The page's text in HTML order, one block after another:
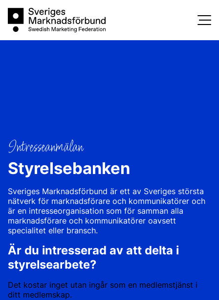
content
Sveriges Marknadsförbund
Intresseanmälan
Styrelsebanken
Sveriges Marknadsförbund är ett av Sveriges största
nätverk för marknadsförare och kommunikatörer och
är en intresseorganisation som för samman alla
marknadsförare och kommunikatörer oavsett
specialitet eller bransch.
Är du intresserad av att delta i
styrelsearbete?
Det kostar inget utan ingår som en medlemstjänst i
ditt medlemskap.